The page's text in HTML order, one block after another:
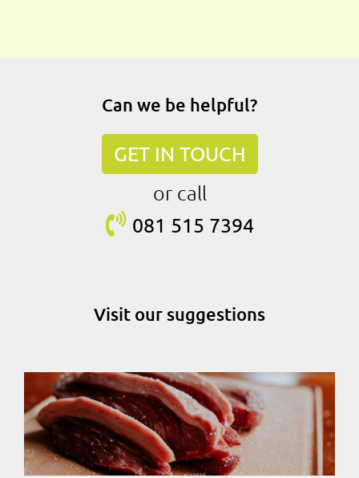
Can we be helpful?
GET IN TOUCH
or call
081 515 7394
Visit our suggestions